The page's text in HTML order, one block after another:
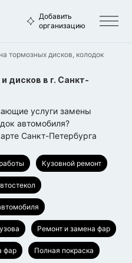
Добавить
организацию
тормозных дисков, колодок
дисков в г. Санкт-
услуги замены
автомобиля?
Санкт-Петербурга
Кузовной ремонт
Ремонт и замена фар
фар Полная покраска